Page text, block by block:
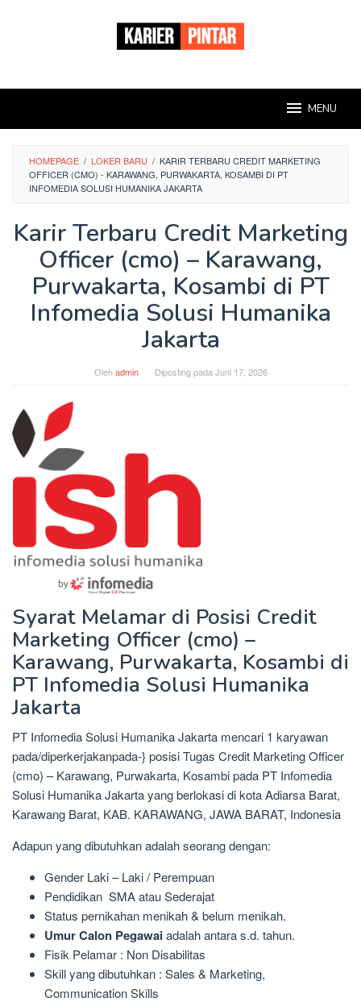
MENU
HOMEPAGE / LOKER BARU / KARIR TERBARU CREDIT MARKETING
OFFICER (CMO) - KARAWANG, PURWAKARTA, KOSAMBI DI PT
INFOMEDIA SOLUSI HUMANIKA JAKARTA
Karir Terbaru Credit Marketing
Officer (cmo) – Karawang,
Purwakarta, Kosambi di PT
Infomedia Solusi Humanika
Jakarta
Olehadmin Diposting pada Juni 17, 2026
Syarat Melamar di Posisi Credit
Marketing Officer (cmo) –
Karawang, Purwakarta, Kosambi di
PT Infomedia Solusi Humanika
Jakarta
PT Infomedia Solusi Humanika Jakarta mencari 1 karyawan
pada/diperkerjakanpada-} posisi Tugas Credit Marketing Officer
(cmo) – Karawang, Purwakarta, Kosambi pada PT Infomedia
Solusi Humanika Jakarta yang berlokasi di kota Adiarsa Barat,
Karawang Barat, KAB. KARAWANG, JAWA BARAT, Indonesia
Adapun yang dibutuhkan adalah seorang dengan:
Gender Laki – Laki / Perempuan
Pendidikan SMA atau Sederajat
Status pernikahan menikah & belum menikah.
Umur Calon Pegawaiadalah antara s.d. tahun.
Fisik Pelamar : Non Disabilitas
Skill yang dibutuhkan : Sales & Marketing,
Communication Skills